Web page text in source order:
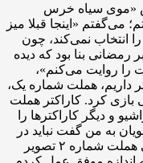
«موی سیاه خرس
می‌گفتم «اینجا قبلا میز
انتخاب نمی‌کند، چون
بنا بود که دیده
را روایت می‌کنم»،
به من گفت ما ۲ کاراکتر داریم، هملت شماره یک،
بازی کرد. کاراکتر هملت
و دیگر کاراکترها را
به من گفت نباید در
این پروژه دیده بشوم. چون نقش من یعنی هملت شماره ۲ تصویر